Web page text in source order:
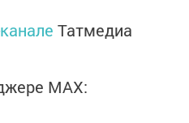
Татмедиа
MАХ: